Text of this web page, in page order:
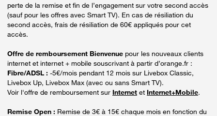
perte de la remise et fin de l’engagement sur votre second accès
(sauf pour les offres avec Smart TV). En cas de résiliation du
second accès, frais de résiliation de 60€ appliqués pour cet
accès.
Offre de remboursement Bienvenue pour les nouveaux clients
internet et internet + mobile souscrivant à partir d’orange.fr :
Fibre/ADSL : -5€/mois pendant 12 mois sur Livebox Classic,
Livebox Up, Livebox Max (avec ou sans Smart TV).
Voir l'offre de remboursement sur Internet et Internet+Mobile.
Remise Open : Remise de 3€ à 15€ chaque mois en fonction du